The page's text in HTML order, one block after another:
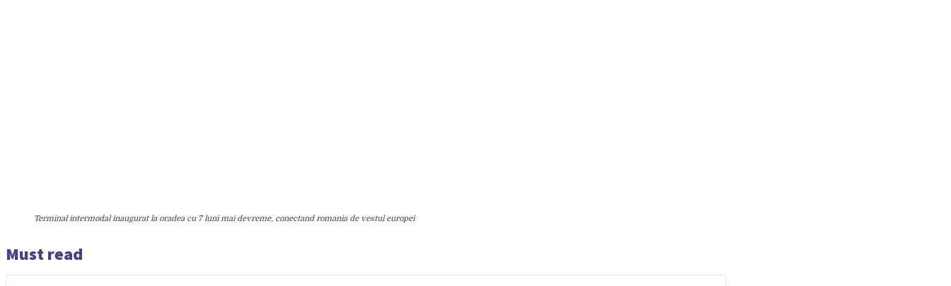
Terminal intermodal inaugurat la oradea cu 7 luni mai devreme, conectand romania de vestul europei
Must read